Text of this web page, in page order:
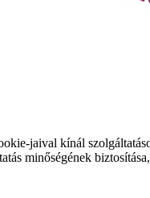
jaival kínál
minőségének